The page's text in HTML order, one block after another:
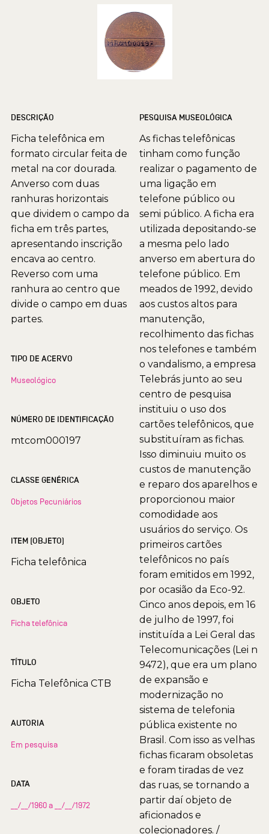
DESCRIÇÃO
Ficha telefônica em
formato circular feita de
metal na cor dourada.
Anverso com duas
ranhuras horizontais
que dividem o campo da
ficha em três partes,
apresentando inscrição
encava ao centro.
Reverso com uma
ranhura ao centro que
divide o campo em duas
partes.
TIPO DE ACERVO
Museológico
NÚMERO DE IDENTIFICAÇÃO
mtcom000197
CLASSE GENÉRICA
Objetos Pecuniários
ITEM (OBJETO)
Ficha telefônica
OBJETO
Ficha telefônica
TÍTULO
Ficha Telefônica CTB
AUTORIA
Em pesquisa
DATA
__/__/1960 a __/__/1972
PESQUISA MUSEOLÓGICA
As fichas telefônicas
tinham como função
realizar o pagamento de
uma ligação em
telefone público ou
semi público. A ficha era
utilizada depositando-se
a mesma pelo lado
anverso em abertura do
telefone público. Em
meados de 1992, devido
aos custos altos para
manutenção,
recolhimento das fichas
nos telefones e também
o vandalismo, a empresa
Telebrás junto ao seu
centro de pesquisa
instituiu o uso dos
cartões telefônicos, que
substituíram as fichas.
Isso diminuiu muito os
custos de manutenção
e reparo dos aparelhos e
proporcionou maior
comodidade aos
usuários do serviço. Os
primeiros cartões
telefônicos no país
foram emitidos em 1992,
por ocasião da Eco-92.
Cinco anos depois, em 16
de julho de 1997, foi
instituída a Lei Geral das
Telecomunicações (Lei n
9472), que era um plano
de expansão e
modernização no
sistema de telefonia
pública existente no
Brasil. Com isso as velhas
fichas ficaram obsoletas
e foram tiradas de vez
das ruas, se tornando a
partir daí objeto de
aficionados e
colecionadores. /